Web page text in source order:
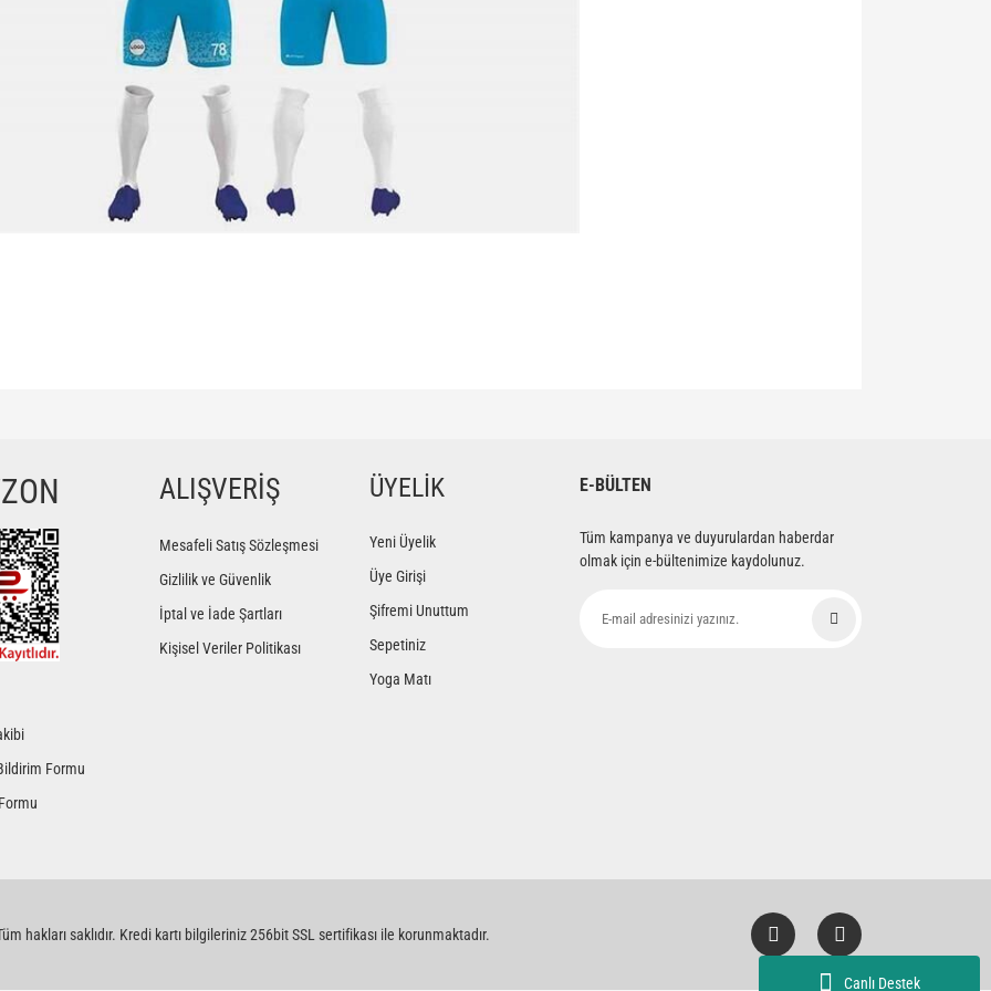
Canlı Destek
Yorum Yaz
Formu
ALIŞVERİŞ
Mesafeli Satış Sözleşmesi
Gizlilik ve Güvenlik
İptal ve İade Şartları
Kişisel Veriler Politikası
ÜYELİK
Yeni Üyelik
Üye Girişi
Şifremi Unuttum
Sepetiniz
Yoga Matı
E-BÜLTEN
Tüm kampanya ve duyurulardan haberdar
olmak için e-bültenimize kaydolunuz.
hakları saklıdır. Kredi kartı bilgileriniz 256bit SSL sertifikası ile korunmaktadır.